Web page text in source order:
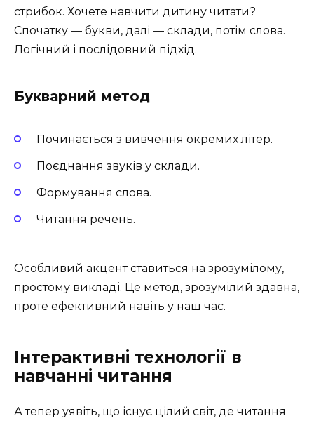
стрибок. Хочете навчити дитину читати?
Спочатку — букви, далі — склади, потім слова.
Логічний і послідовний підхід.
Букварний метод
Починається з вивчення окремих літер.
Поєднання звуків у склади.
Формування слова.
Читання речень.
Особливий акцент ставиться на зрозумілому,
простому викладі. Це метод, зрозумілий здавна,
проте ефективний навіть у наш час.
Інтерактивні технології в
навчанні читання
А тепер уявіть, що існує цілий світ, де читання